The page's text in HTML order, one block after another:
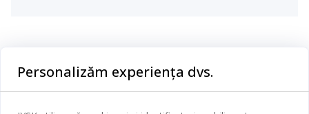
Baie
Personalizăm experiența dvs.